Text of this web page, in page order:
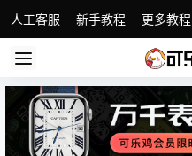
人工客服 新手教程 更多教程